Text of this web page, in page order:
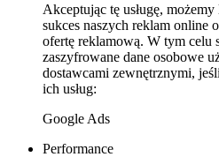
Akceptując tę usługę,
sukces naszych reklam online
ofertę reklamową. W tym celu
zaszyfrowane dane osobowe
dostawcami zewnętrznymi,
ich usług:
Google Ads
Performance